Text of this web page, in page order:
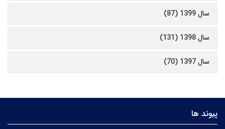
سال 1399 (87)
سال 1398 (131)
سال 1397 (70)
پیوند ها